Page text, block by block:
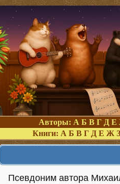
Авторы: А Б В Г Д Е
Книги: А Б В Г Д Е Ж З
Псевдоним автора